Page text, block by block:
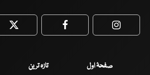
Twitter Facebook
صفحۂ اول تازہ ترین